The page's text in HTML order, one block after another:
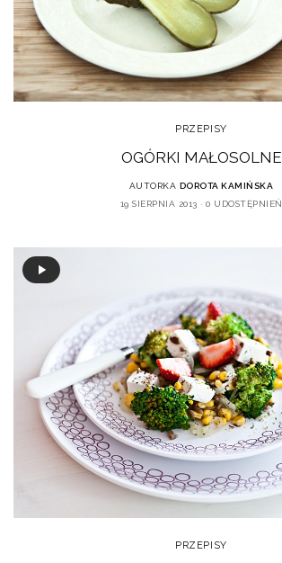
PRZEPISY
OGÓRKI MAŁOSOLNE
AUTORKA DOROTA KAMIŃSKA
19 SIERPNIA 2013
0 UDOSTĘPNIEŃ
PRZEPISY